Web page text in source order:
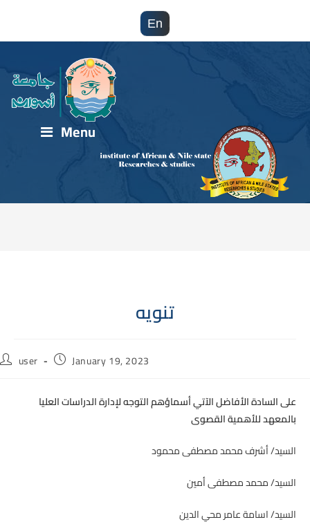
En
Menu
تنويه
Postuser PostJanuary 19, 2023
على السادة الأفاضل الآتي أسماؤهم التوجه لإدارة الدراسات العليا
بالمعهد للأهمية القصوى
السيد/ أشرف محمد مصطفى محمود
السيد/ محمد مصطفى أمين
السيد/ اسامة عامر محي الدين